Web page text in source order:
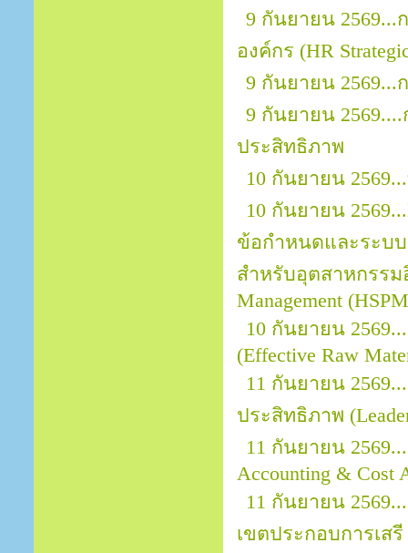
9 กันยายน
องค์กร (HR
9 กันยายน
9 กันยายน
ประสิทธิภาพ
10 กันยายน
10 กันยายน
ข้อกำหนดและระบบ
สำหรับอุตสาหกรรมอิ
Management
10 กันยายน
(Effective Raw
11 กันยายน
ประสิทธิภาพ
11 กันยายน
Accounting & Cost
11 กันยายน
เขตประกอบการเสรี